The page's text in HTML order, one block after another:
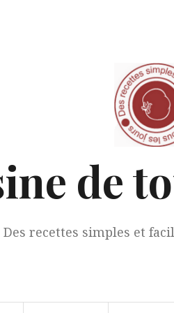
de
Des recettes simples et